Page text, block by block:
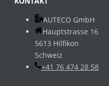
AUTECO GmbH
Hauptstrasse 16
5613 Hilfikon
Schweiz
+41 76 474 28 58